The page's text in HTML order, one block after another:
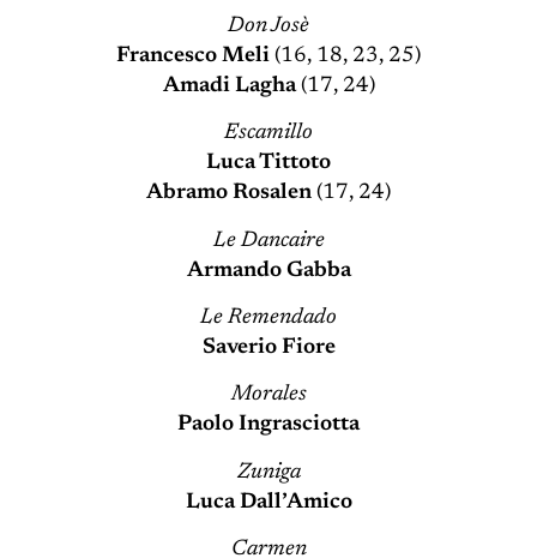
Don Josè
Francesco Meli (16, 18, 23, 25)
Amadi Lagha(17, 24)
Escamillo
Luca Tittoto
Abramo Rosalen (17, 24)
Le Dancaire
Armando Gabba
Le Remendado
Saverio Fiore
Morales
Paolo Ingrasciotta
Zuniga
Luca Dall’Amico
Carmen